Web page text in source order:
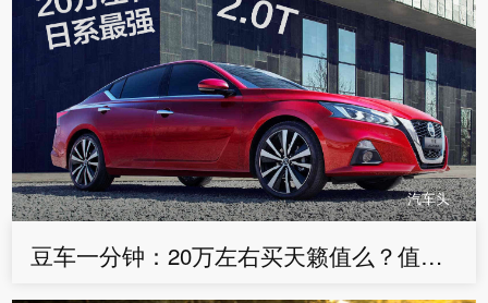
汽车头
豆车一分钟：20万左右买天籁值么？值，但要买2.0T——豆车一分钟